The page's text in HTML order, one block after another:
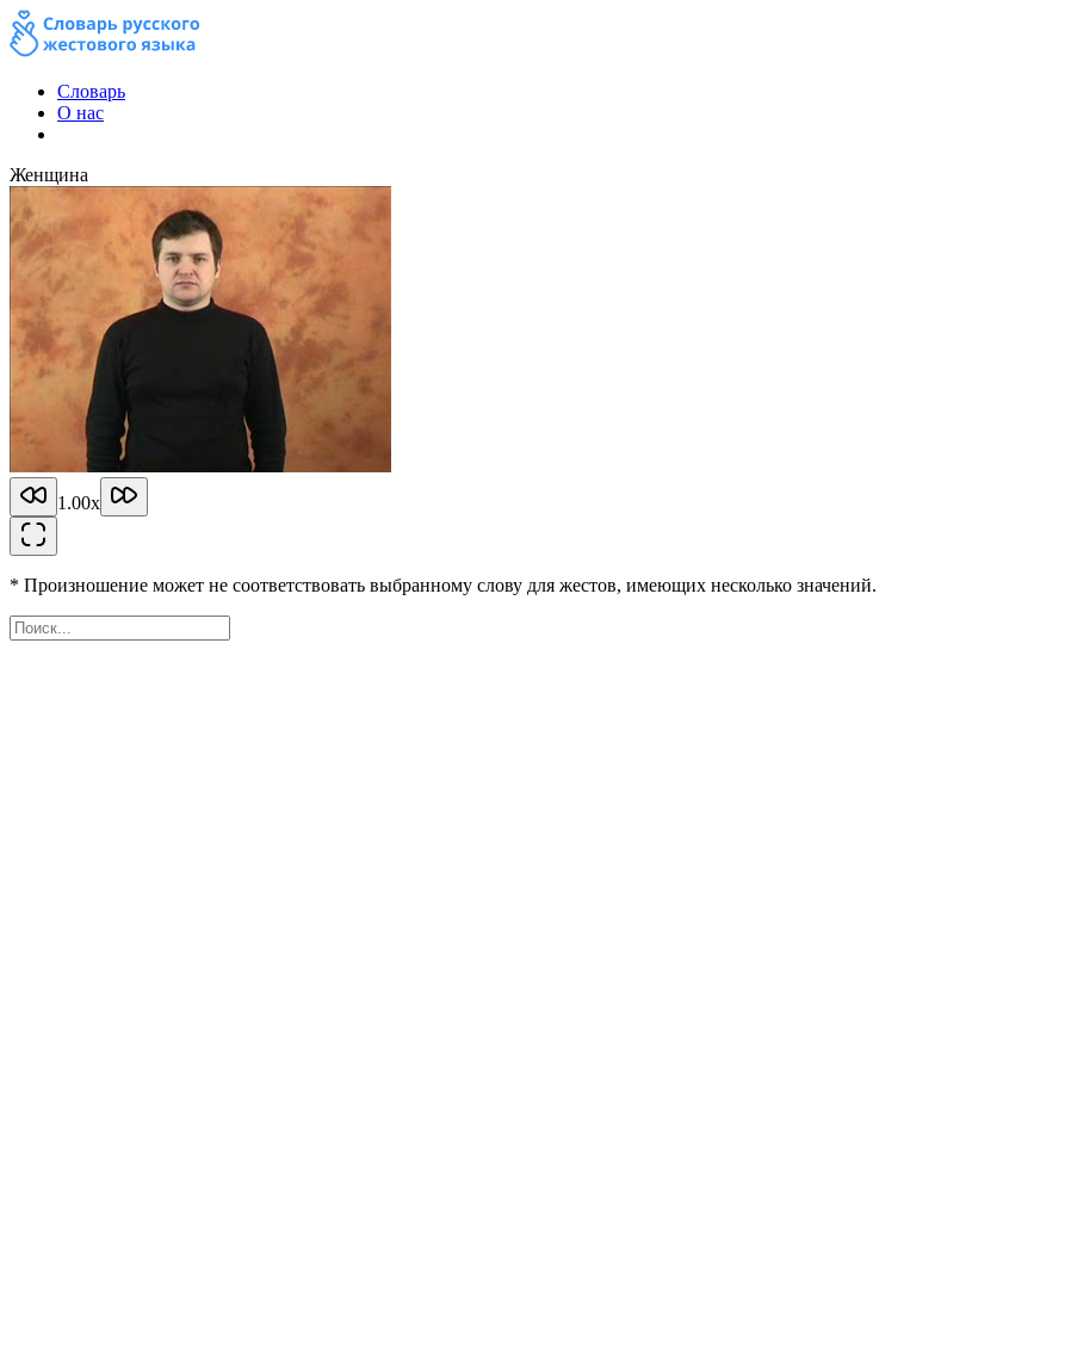
Словарь
О нас
Женщина
1.00x
* Произношение может не соответствовать выбранному слову для жестов, имеющих несколько значений.